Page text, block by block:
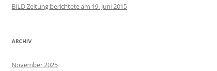
BILD Zeitung berichtete am 19. Juni 2015
ARCHIV
November 2025